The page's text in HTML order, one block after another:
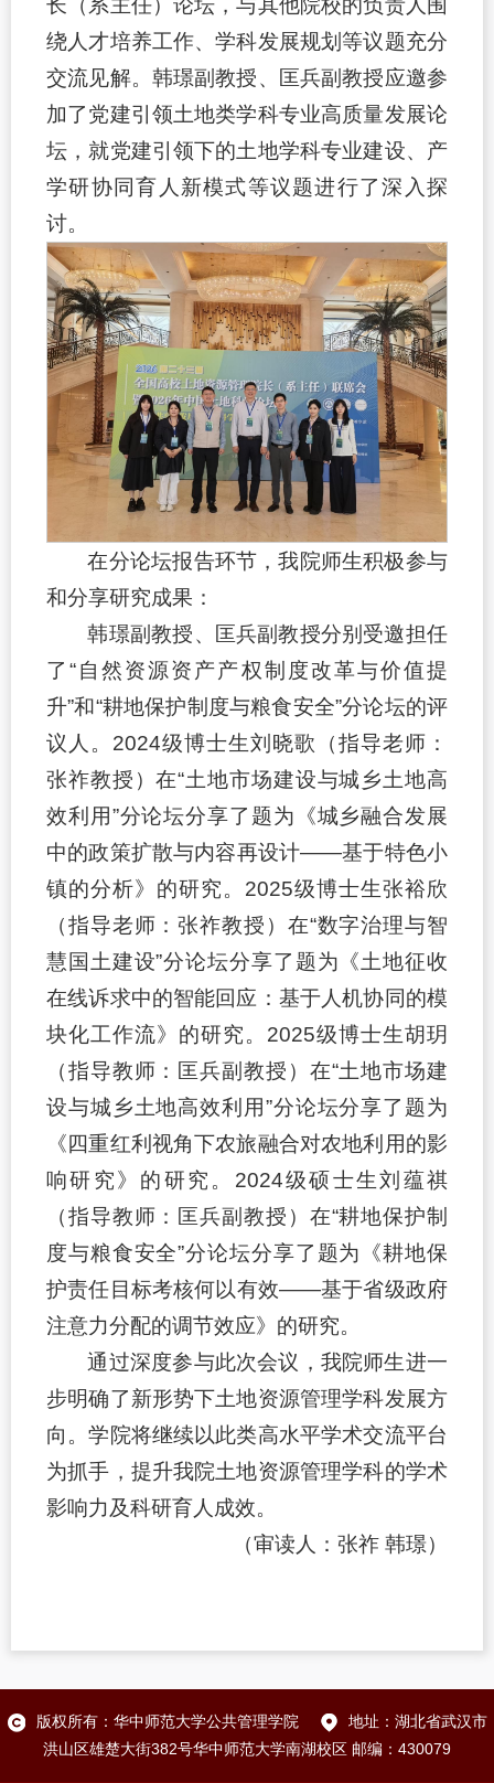
长（系主任）论坛，与其他院校的负责人围
绕人才培养工作、学科发展规划等议题充分
交流见解。韩璟副教授、匡兵副教授应邀参
加了党建引领土地类学科专业高质量发展论
坛，就党建引领下的土地学科专业建设、产
学研协同育人新模式等议题进行了深入探
讨。
在分论坛报告环节，我院师生积极参与
和分享研究成果：
韩璟副教授、匡兵副教授分别受邀担任
了“自然资源资产产权制度改革与价值提
升”和“耕地保护制度与粮食安全”分论坛的评
议人。2024级博士生刘晓歌（指导老师：
张祚教授）在“土地市场建设与城乡土地高
效利用”分论坛分享了题为《城乡融合发展
中的政策扩散与内容再设计——基于特色小
镇的分析》的研究。2025级博士生张裕欣
（指导老师：张祚教授）在“数字治理与智
慧国土建设”分论坛分享了题为《土地征收
在线诉求中的智能回应：基于人机协同的模
块化工作流》的研究。2025级博士生胡玥
（指导教师：匡兵副教授）在“土地市场建
设与城乡土地高效利用”分论坛分享了题为
《四重红利视角下农旅融合对农地利用的影
响研究》的研究。2024级硕士生刘蕴祺
（指导教师：匡兵副教授）在“耕地保护制
度与粮食安全”分论坛分享了题为《耕地保
护责任目标考核何以有效——基于省级政府
注意力分配的调节效应》的研究。
通过深度参与此次会议，我院师生进一
步明确了新形势下土地资源管理学科发展方
向。学院将继续以此类高水平学术交流平台
为抓手，提升我院土地资源管理学科的学术
影响力及科研育人成效。
（审读人：张祚 韩璟）
版权所有：华中师范大学公共管理学院
地址：湖北省武汉市
洪山区雄楚大街382号华中师范大学南湖校区 邮编：430079